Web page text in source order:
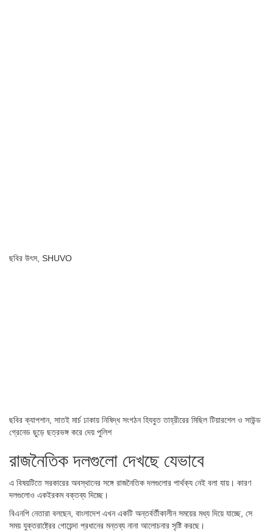
ছবির উৎস, SHUVO
ছবির ক্যাপশান, সাতই মার্চ ঢাকায় নিষিদ্ধ সংগঠন হিযবুত তাহ্‌রীরের মিছিল টিয়ারশেল ও সাউন্ড
গ্রেনেড ছুড়ে ছত্রভঙ্গ করে দেয় পুলিশ
রাজনৈতিক দলগুলো দেখছে যেভাবে
এ বিষয়টিতে সরকারের অবস্থানের সঙ্গে রাজনৈতিক দলগুলোর পার্থক্য নেই বলা যায়। কারণ
দলগুলোও একইরকম বক্তব্য দিচ্ছে।
বিএনপি নেতারা বলছেন, বাংলাদেশ এখন একটি অন্তর্বর্তীকালীন সময়ের মধ্য দিয়ে যাচ্ছে, সে
সময় যুক্তরাষ্ট্রের গোয়েন্দা প্রধানের মন্তব্য নানা আলোচনার সৃষ্টি করছে।